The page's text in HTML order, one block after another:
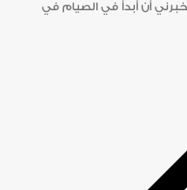
أن أبدأ في الصيام في